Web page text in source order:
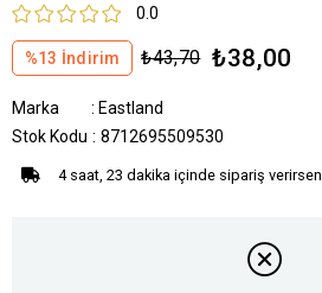
0.0
%13 İndirim ₺43,70 ₺38,00
Marka : Eastland
Stok Kodu
8712695509530
4 saat, 23 dakika içinde sipariş verirsen